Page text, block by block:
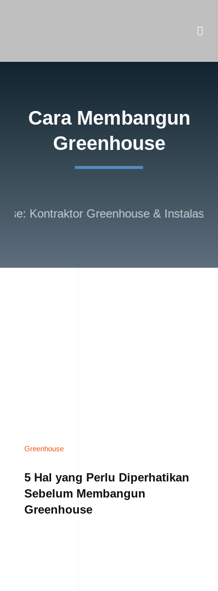
Cara Membangun
Greenhouse
Kontraktor Greenhouse & Instalasi
Greenhouse
5 Hal yang Perlu Diperhatikan
Sebelum Membangun
Greenhouse